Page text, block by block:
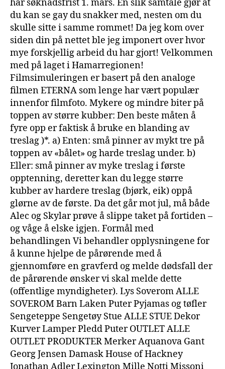
har søknadsfrist 1. mars. En slik samtale gjør at
du kan se gay du snakker med, nesten om du
skulle sitte i samme rommet! Da jeg kom over
siden din på nettet ble jeg imponert over hvor
mye forskjellig arbeid du har gjort! Velkommen
med på laget i Hamarregionen!
Filmsimuleringen er basert på den analoge
filmen ETERNA som lenge har vært populær
innenfor filmfoto. Mykere og mindre biter på
toppen av større kubber: Den beste måten å
fyre opp er faktisk å bruke en blanding av
treslag )*. a) Enten: små pinner av mykt tre på
toppen av «bålet» og harde treslag under. b)
Eller: små pinner av myke treslag i første
opptenning, deretter kan du legge større
kubber av hardere treslag (bjørk, eik) oppå
glørne av de første. Da det går mot jul, må både
Alec og Skylar prøve å slippe taket på fortiden –
og våge å elske igjen. Formål med
behandlingen Vi behandler opplysningene for
å kunne hjelpe de pårørende med å
gjennomføre en gravferd og melde dødsfall der
de pårørende ønsker vi skal melde dette
(offentlige myndigheter). Lys Soverom ALLE
SOVEROM Barn Laken Puter Pyjamas og tøfler
Sengeteppe Sengetøy Stue ALLE STUE Dekor
Kurver Lamper Pledd Puter OUTLET ALLE
OUTLET PRODUKTER Merker Aquanova Gant
Georg Jensen Damask House of Hackney
Jonathan Adler Lexington Mille Notti Missoni